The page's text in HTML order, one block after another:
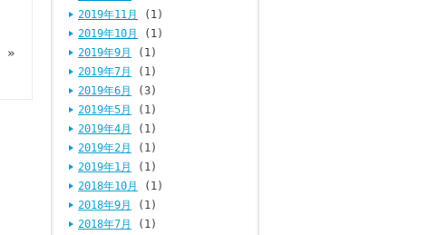
»
2019年11月
(1)
2019年10月
(1)
2019年9月
(1)
2019年7月
(1)
2019年6月
(3)
2019年5月
(1)
2019年4月
(1)
2019年2月
(1)
2019年1月
(1)
2018年10月
(1)
2018年9月
(1)
2018年7月
(1)